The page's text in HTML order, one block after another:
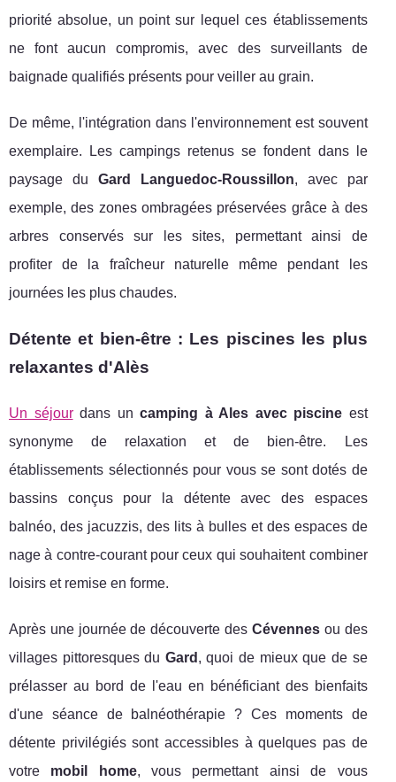
priorité absolue, un point sur lequel ces établissements
ne font aucun compromis, avec des surveillants de
baignade qualifiés présents pour veiller au grain.
De même, l'intégration dans l'environnement est souvent
exemplaire. Les campings retenus se fondent dans le
paysage du Gard Languedoc-Roussillon, avec par
exemple, des zones ombragées préservées grâce à des
arbres conservés sur les sites, permettant ainsi de
profiter de la fraîcheur naturelle même pendant les
journées les plus chaudes.
Détente et bien-être : Les piscines les plus
relaxantes d'Alès
Un séjourdans uncamping à Ales avec piscine est
synonyme de relaxation et de bien-être. Les
établissements sélectionnés pour vous se sont dotés de
bassins conçus pour la détente avec des espaces
balnéo, des jacuzzis, des lits à bulles et des espaces de
nage à contre-courant pour ceux qui souhaitent combiner
loisirs et remise en forme.
Après une journée de découverte des Cévennesou des
villages pittoresques du Gard , quoi de mieux que de se
prélasser au bord de l'eau en bénéficiant des bienfaits
d'une séance de balnéothérapie ? Ces moments de
détente privilégiés sont accessibles à quelques pas de
votre mobil home, vous permettant ainsi de vous